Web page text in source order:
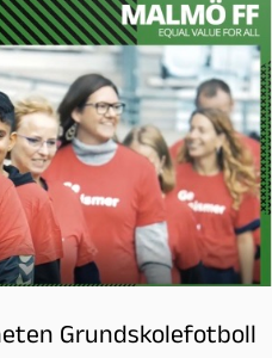
Grundskolefotboll